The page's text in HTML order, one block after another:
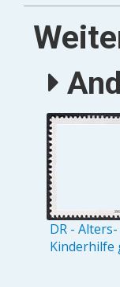
DR -
Kinderhilfe